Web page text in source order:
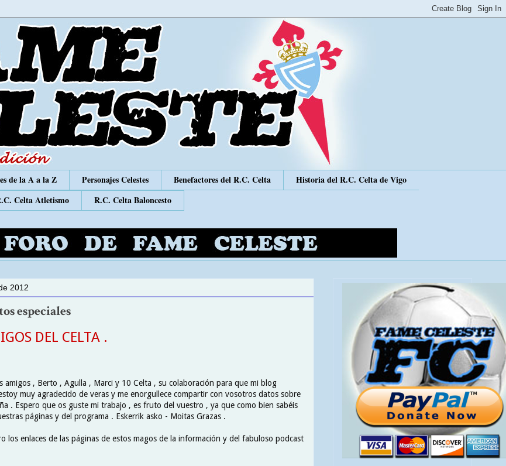
de la A a la Z Personajes Celestes Benefactores del R.C. Celta
Historia del R.C. Celta de Vigo
Celta Atletismo R.C. Celta Baloncesto
2012
especiales
DEL CELTA .
amigos , Berto , Agulla , Marci y 10 Celta , su colaboración para que mi blog
muy agradecido de veras y me enorgullece compartir con vosotros datos sobre
. Espero que os guste mi trabajo , es fruto del vuestro , ya que como bien sabéis
páginas y del programa . Eskerrik asko - Moitas Grazas .
los enlaces de las páginas de estos magos de la información y del fabuloso podcast